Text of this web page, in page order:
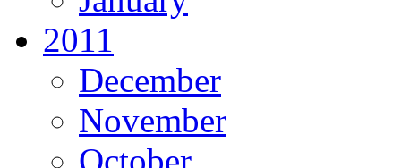
2011
December
November
October